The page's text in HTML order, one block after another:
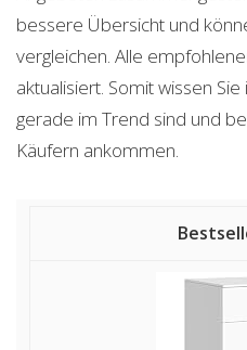
bessere Übersicht und
vergleichen. Alle
aktualisiert. Somit wissen
gerade im Trend sind und
Käufern ankommen.